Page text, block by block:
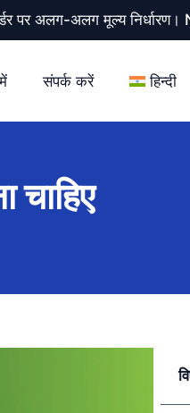
पर अलग-अलग मूल्य निर्धारण।
संपर्क करें हिन्दी
चाहिए